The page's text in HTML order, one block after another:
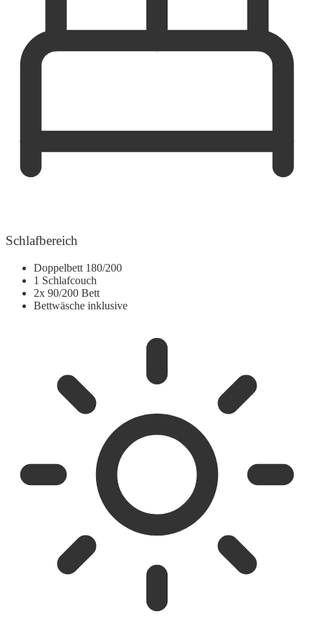
Schlafbereich
Doppelbett 180/200
1 Schlafcouch
2x 90/200 Bett
Bettwäsche inklusive